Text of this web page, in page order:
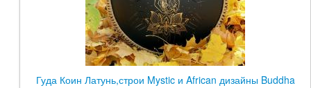
Гуда Коин Латунь,строи Mystic и African дизайны Buddha